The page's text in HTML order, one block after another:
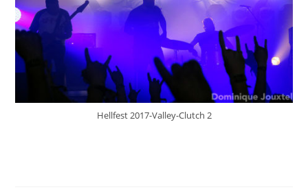
Hellfest 2017-Valley-Clutch 2